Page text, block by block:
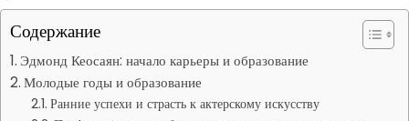
Содержание
Эдмонд Кеосаян: начало карьеры и образование
Молодые годы и образование
Ранние успехи и страсть к актерскому искусству